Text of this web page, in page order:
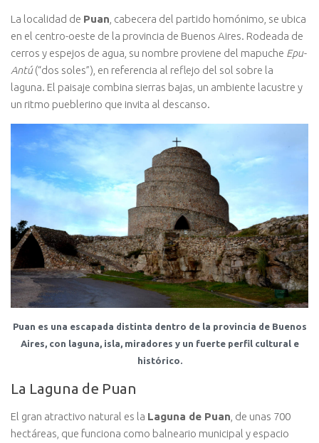
La localidad de Puan , cabecera del partido homónimo, se ubica
en el centro-oeste de la provincia de Buenos Aires. Rodeada de
cerros y espejos de agua, su nombre proviene del mapuche Epu-
Antú(“dos soles”), en referencia al reflejo del sol sobre la
laguna. El paisaje combina sierras bajas, un ambiente lacustre y
un ritmo pueblerino que invita al descanso.
Puan es una escapada distinta dentro de la provincia de Buenos
Aires, con laguna, isla, miradores y un fuerte perfil cultural e
histórico.
La Laguna de Puan
El gran atractivo natural es la Laguna de Puan , de unas 700
hectáreas, que funciona como balneario municipal y espacio